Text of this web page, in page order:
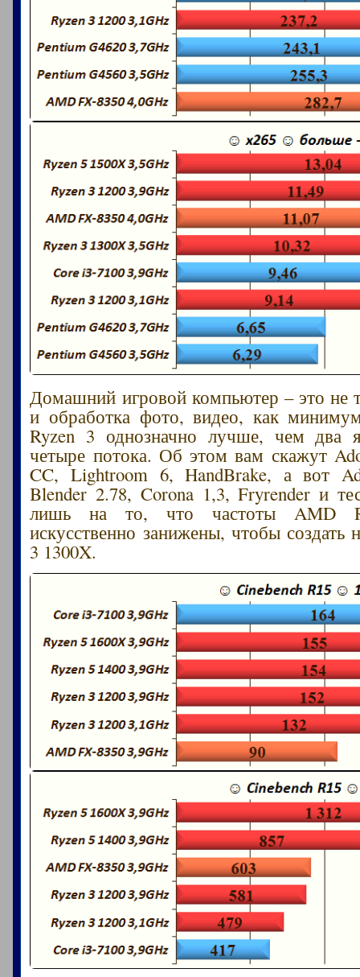
Домашний игровой компьютер – это не
и обработка фото, видео, как
Ryzen 3 однозначно лучше, чем два
четыре потока. Об этом вам скажут
CC, Lightroom 6, HandBrake, а вот
Blender 2.78, Corona 1,3, Fryrender и
лишь на то, что частоты AMD
искусственно занижены, чтобы создать
3 1300X.